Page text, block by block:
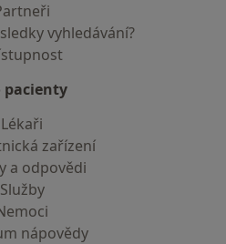
vyhledávání?
pacienty
Lékaři
zařízení
a odpovědi
Služby
nápovědy